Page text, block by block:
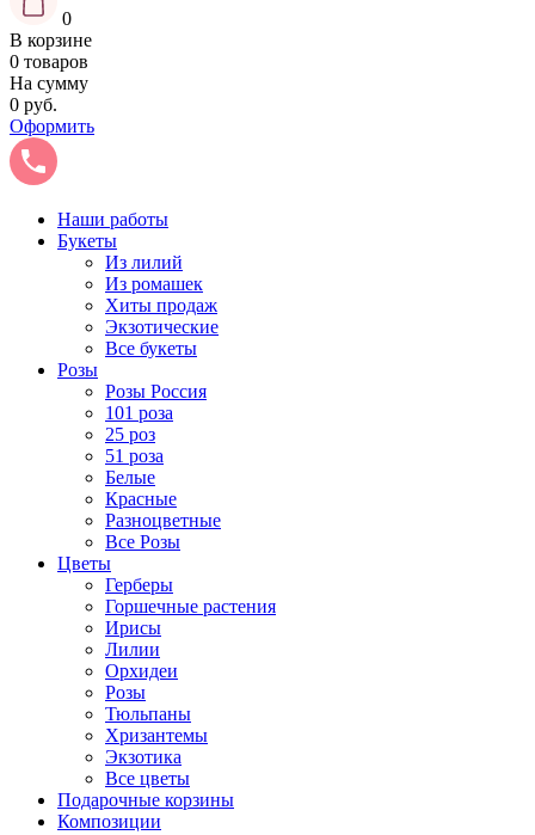
0
В корзине
0 товаров
На сумму
0 руб.
Оформить
Наши работы
Букеты
Из лилий
Из ромашек
Хиты продаж
Экзотические
Все букеты
Розы
Розы Россия
101 роза
25 роз
51 роза
Белые
Красные
Разноцветные
Все Розы
Цветы
Герберы
Горшечные растения
Ирисы
Лилии
Орхидеи
Розы
Тюльпаны
Хризантемы
Экзотика
Все цветы
Подарочные корзины
Композиции